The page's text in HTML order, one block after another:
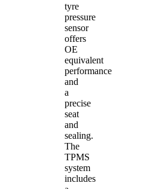
tyre
pressure
sensor
offers
OE
equivalent
performance
and
a
precise
seat
and
sealing.
The
TPMS
system
includes